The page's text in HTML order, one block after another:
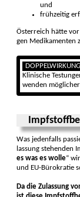
und
frühzeitig
Österreich hätte
gen Medika­menten
Klinische
wenden
Was jedenfalls
lassung stehenden
es was es wolle“
und EU-Büro­kratie
Da die Zulassung